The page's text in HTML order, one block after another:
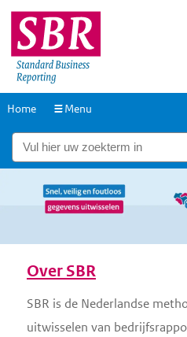
Overslaan
en
naar
inhoud
gaan
Overslaan
en
naar
hoofdnavigatie
gaan
Home Menu
Over SBR
SBR is de Nederlandse
uitwisselen van